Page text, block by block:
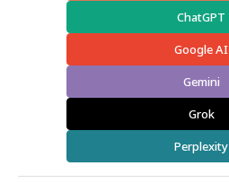
ChatGPT
Google AI
Gemini
Grok
Perplexity